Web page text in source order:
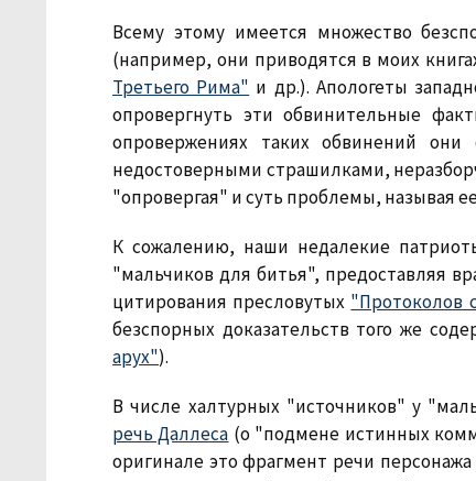
Всему этому имеется множество
(например, они приводятся в моих
Третьего Рима" и др.). Апологеты
опровергнуть эти обвинительные
опровержениях таких обвинений
недостоверными страшилками,
"опровергая" и суть проблемы, называя
К сожалению, наши недалекие
"мальчиков для битья", предоставляя
цитирования пресловутых "Протоколов
безспорных доказательств того же
арух").
В числе халтурных "источников" у
речь Даллеса (о "подмене истинных
оригинале это фрагмент речи